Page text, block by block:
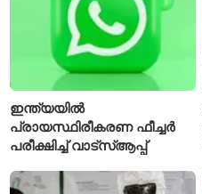
ഇന്ത്യയിൽ
പ്രായസ്ഥിരീകരണ ഫീച്ചർ
പരീക്ഷിച്ച് വാട്‌സ്ആപ്പ്